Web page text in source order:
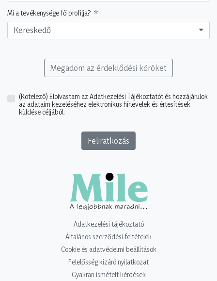
Mi a tevékenysége fő profilja?
Kereskedő
Megadom az érdeklődési köröket
(Kötelező) Elolvastam az Adatkezelési Tájékoztatót és hozzájárulok
az adataim kezeléséhez elektronikus hírlevelek és értesítések
küldése céljából.
Feliratkozás
Adatkezelési tájékoztató
Általános szerződési feltételek
Cookie és adatvédelmi beállítások
Felelősség kizáró nyilatkozat
Gyakran ismételt kérdések